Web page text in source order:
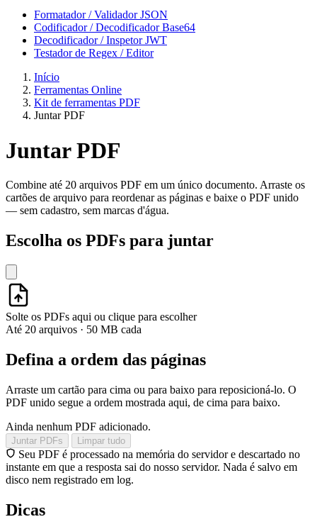
Formatador / Validador JSON
Codificador / Decodificador Base64
Decodificador / Inspetor JWT
Testador de Regex / Editor
Início
Ferramentas Online
Kit de ferramentas PDF
Juntar PDF
Juntar PDF
Combine até 20 arquivos PDF em um único documento. Arraste os
cartões de arquivo para reordenar as páginas e baixe o PDF unido
— sem cadastro, sem marcas d'água.
Escolha os PDFs para juntar
Solte os PDFs aqui ou clique para escolher
Até 20 arquivos · 50 MB cada
Defina a ordem das páginas
Arraste um cartão para cima ou para baixo para reposicioná-lo. O
PDF unido segue a ordem mostrada aqui, de cima para baixo.
Ainda nenhum PDF adicionado.
Juntar PDFs Limpar tudo
Seu PDF é processado na memória do servidor e descartado no
instante em que a resposta sai do nosso servidor. Nada é salvo em
disco nem registrado em log.
Dicas